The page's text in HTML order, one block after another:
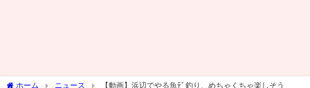
ホーム ニュース 【動画】浜辺でやる魚ﾃﾞ釣り、めちゃくちゃ楽しそう